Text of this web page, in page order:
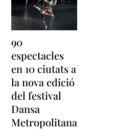
90
espectacles
en 10 ciutats a
la nova edició
del festival
Dansa
Metropolitana